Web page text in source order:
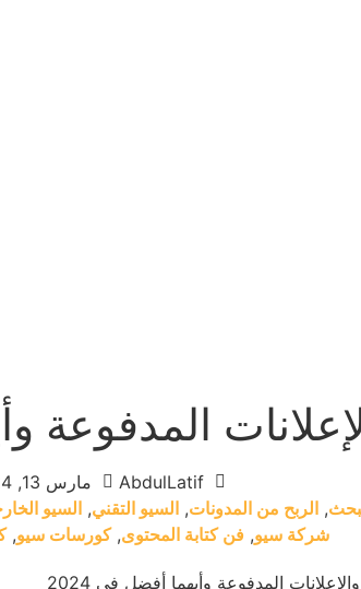
المدفوعة
AbdulLatif
مارس 13, 2024
, الربح من المدونات, السيو التقني, السيو
شركة سيو,فن كتابة المحتوى,كورسات سيو,
المدفوعة وأيهما أفضل في 2024